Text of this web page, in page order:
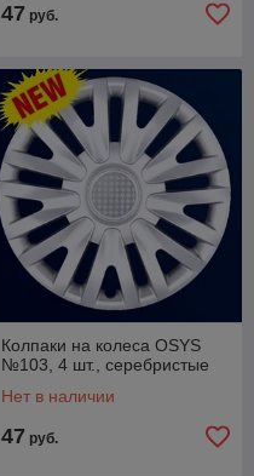
47 руб.
Колпаки на колеса OSYS
№103, 4 шт., серебристые
Нет в наличии
47 руб.